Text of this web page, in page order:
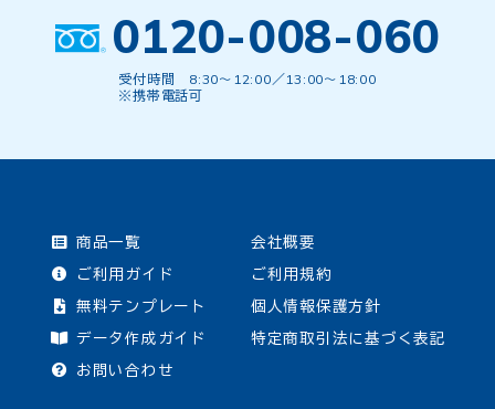
0120-008-060
受付時間 8:30〜12:00／13:00〜18:00
※携帯電話可
商品一覧
ご利用ガイド
無料テンプレート
データ作成ガイド
お問い合わせ
会社概要
ご利用規約
個人情報保護方針
特定商取引法に基づく表記